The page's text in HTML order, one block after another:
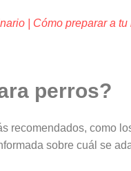
| Cómo preparar a tu
perros?
recomendados, como
sobre cuál se